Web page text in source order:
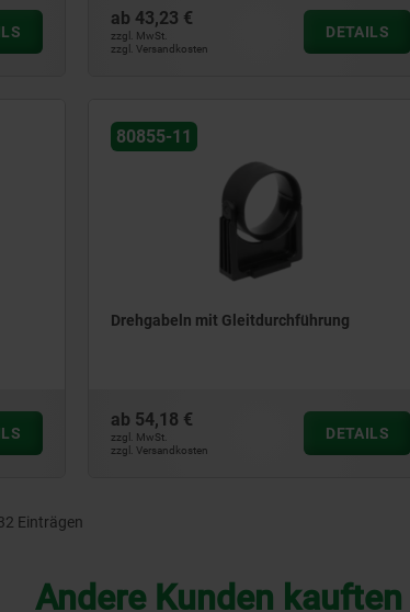
ab 43,23 €
zzgl. MwSt.
zzgl. Versandkosten
DETAILS
80855-11
Drehgabeln mit Gleitdurchführung
ab 54,18 €
zzgl. MwSt.
zzgl. Versandkosten
DETAILS
Einträgen
Andere Kunden